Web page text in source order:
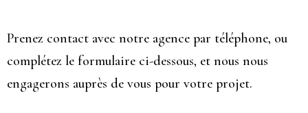
Prenez contact avec notre agence par téléphone, ou
complétez le formulaire ci-dessous, et nous nous
engagerons auprès de vous pour votre projet.